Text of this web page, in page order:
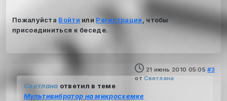
Пожалуйста Войти или Регистрация
, чтобы
присоединиться к беседе.
21 июнь 2010 05:05 #3
отСветлана
Светлана ответил в теме
Мультивибратор на микросхемке